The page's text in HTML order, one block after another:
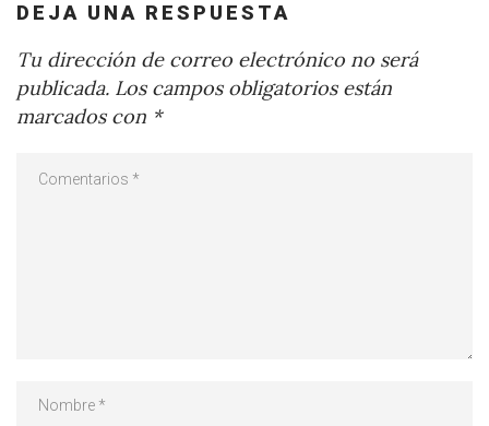
DEJA UNA RESPUESTA
Tu dirección de correo electrónico no será
publicada. Los campos obligatorios están
marcados con *